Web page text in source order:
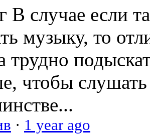
В случае если
музыку, то
трудно
чтобы слушать
· 1 year ago